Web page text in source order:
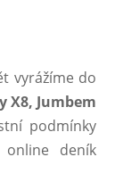
vyrážíme do
X8, Jumbem
podmínky
deník